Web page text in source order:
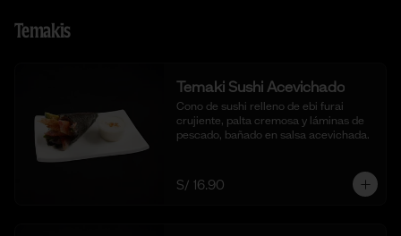
Temakis
Temaki Sushi Acevichado
Cono de sushi relleno de ebi furai
crujiente, palta cremosa y láminas de
pescado, bañado en salsa acevichada.
S/ 16.90